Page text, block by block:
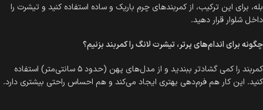
بله، برای این ترکیب، از کمربندهای چرم باریک و ساده استفاده کنید و تیشرت را
داخل شلوار قرار دهید.
چگونه برای اندام‌های پرتر، تیشرت لانگ را کمربند بزنیم؟
کمربند را کمی گشادتر ببندید و از مدل‌های پهن (حدود ۵ سانتی‌متر) استفاده
کنید. این کار هم فرم‌دهی بهتری ایجاد می‌کند و هم احساس راحتی بیشتری دارد.